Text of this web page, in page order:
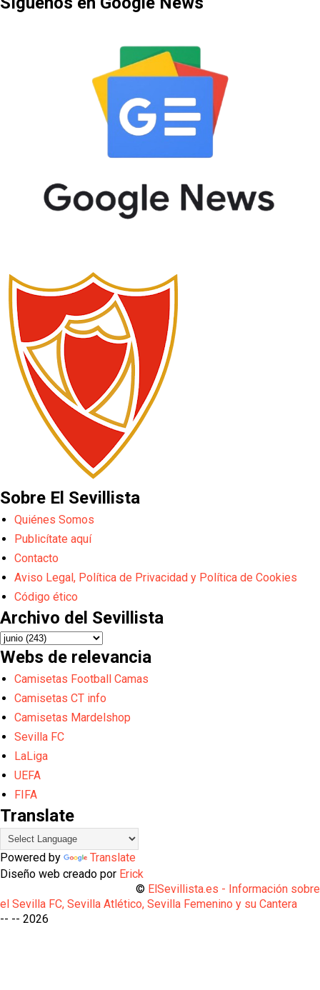
Sobre El Sevillista
Quiénes Somos
Publicítate aquí
Contacto
Aviso Legal, Política de Privacidad y Política de Cookies
Código ético
Archivo del Sevillista
Webs de relevancia
Camisetas Football Camas
Camisetas CT info
Camisetas Mardelshop
Sevilla FC
LaLiga
UEFA
FIFA
Translate
Powered by
Translate
Diseño web creado por Erick
© ElSevillista.es - Información sobre
el Sevilla FC, Sevilla Atlético, Sevilla Femenino y su Cantera
-- -- 2026